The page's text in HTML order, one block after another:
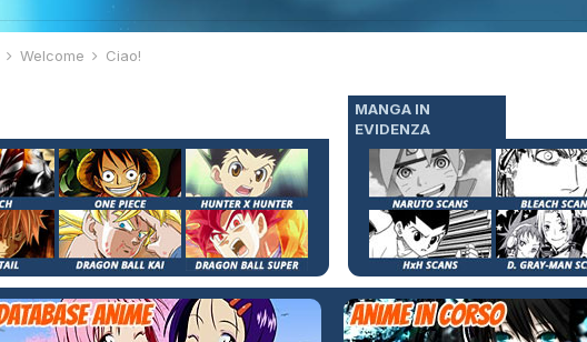
Welcome Ciao!
MANGA IN
EVIDENZA